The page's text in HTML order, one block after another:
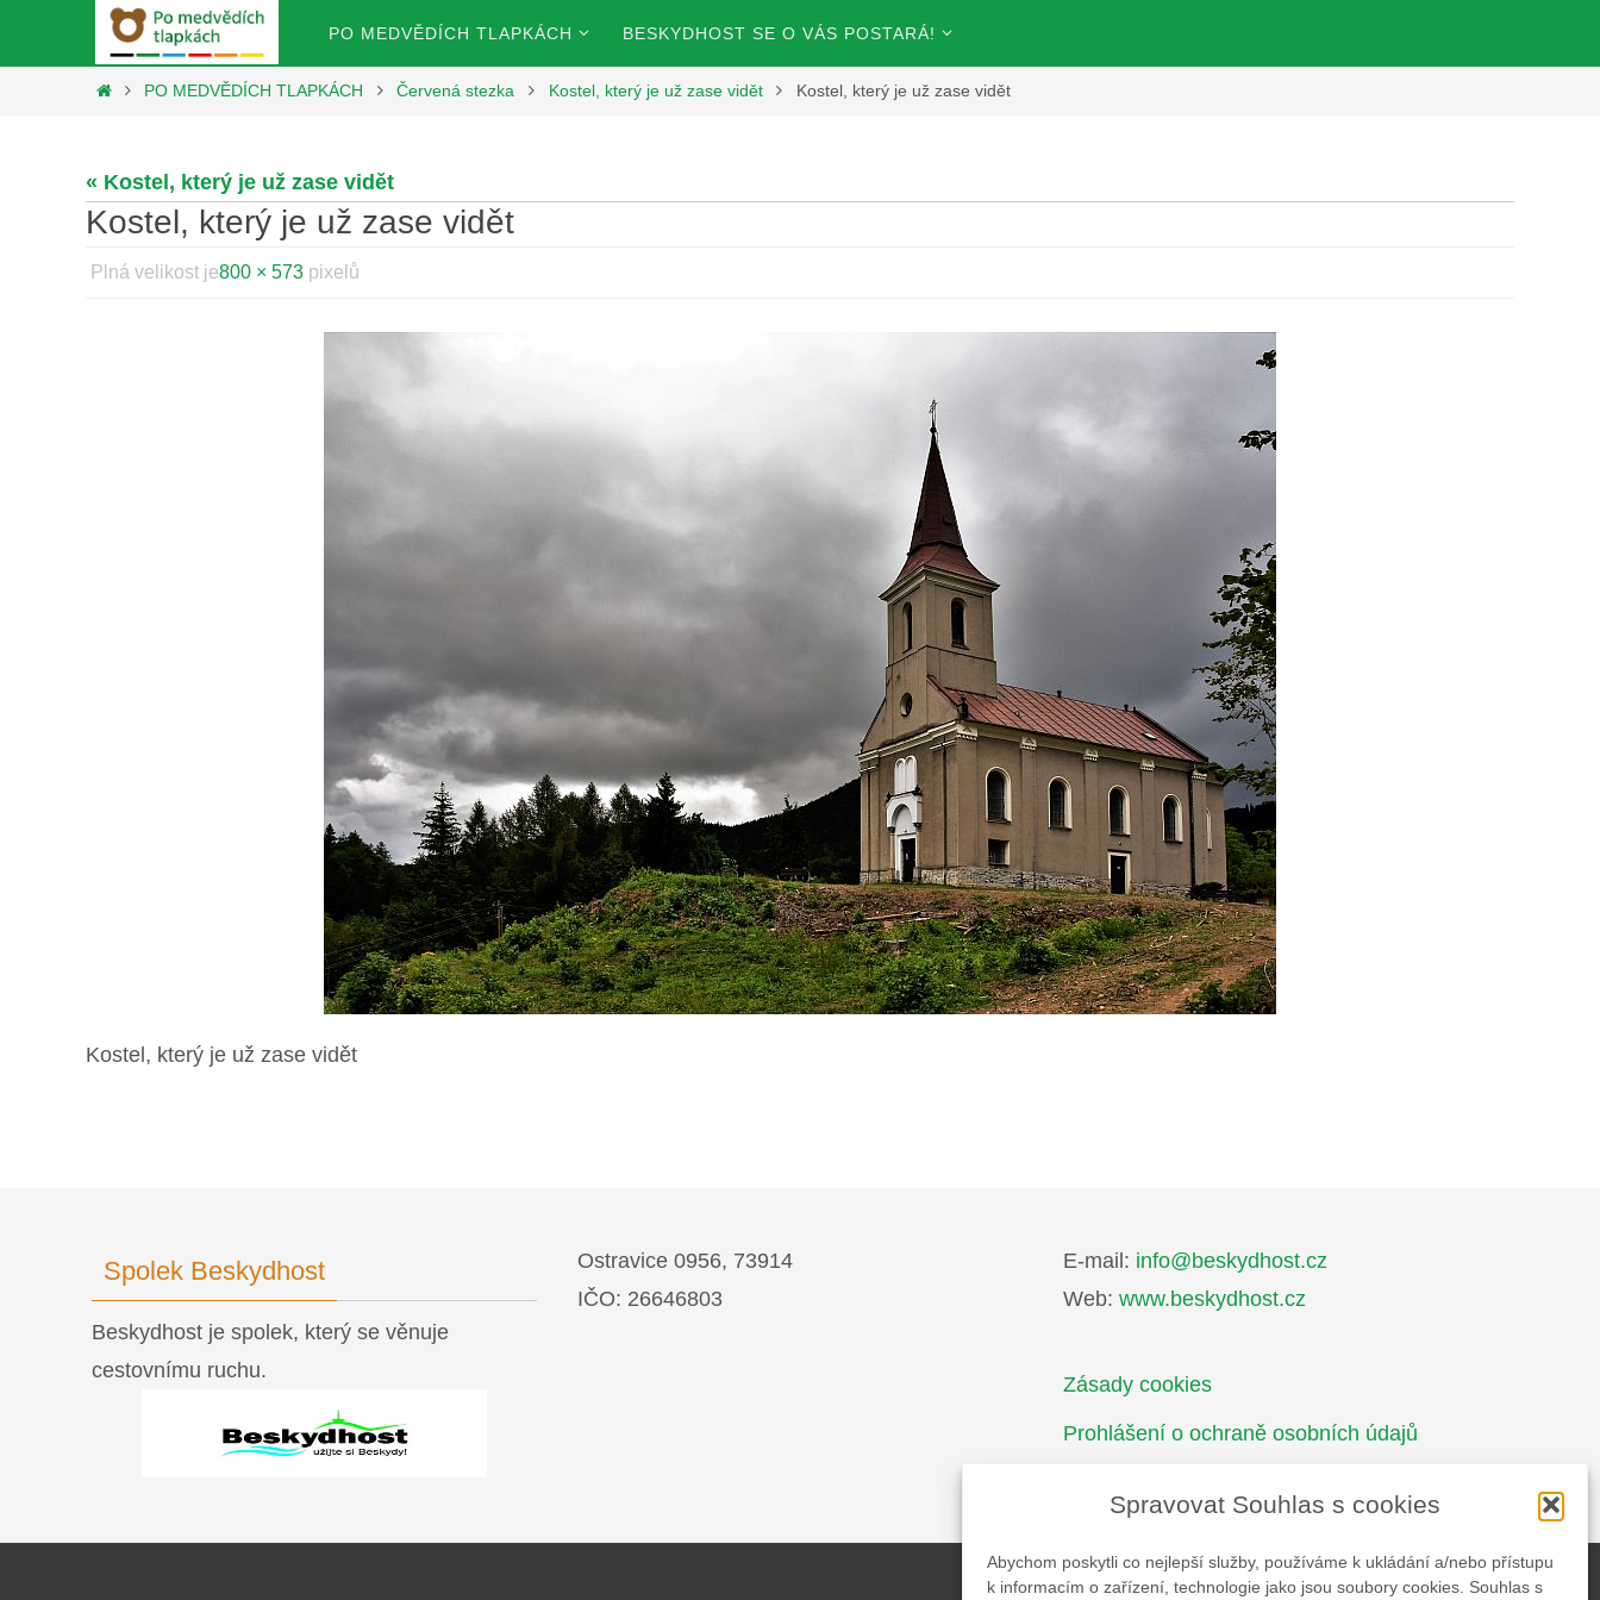
Spravovat Souhlas s cookies
Abychom poskytli co nejlepší služby, používáme k ukládání a/nebo přístupu
k informacím o zařízení, technologie jako jsou soubory cookies. Souhlas s
obsah
PO MEDVĚDÍCH TLAPKÁCH BESKYDHOST SE O VÁS POSTARÁ!
HomePO MEDVĚDÍCH TLAPKÁCH Červená stezka Kostel, který je už zase vidět Kostel, který je už zase vidět
« Kostel, který je už zase vidět
Kostel, který je už zase vidět
Plná velikost je800 × 573 pixelů
Kostel, který je už zase vidět
Spolek Beskydhost
Beskydhost je spolek, který se věnuje
cestovnímu ruchu.
Ostravice 0956, 73914
IČO: 26646803
E-mail: info@beskydhost.cz
Web: www.beskydhost.cz
Zásady cookies
Prohlášení o ochraně osobních údajů